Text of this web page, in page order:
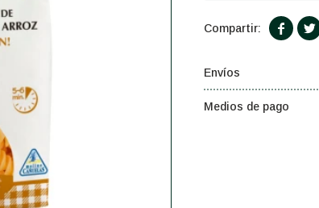
 
Envíos
Medios de pago